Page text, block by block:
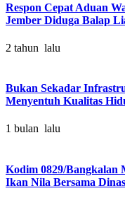
Respon Cepat Aduan
Jember Diduga Balap
2 tahun lalu
Bukan Sekadar
Menyentuh Kualitas
1 bulan lalu
Kodim 0829/Bangkalan
Ikan Nila Bersama